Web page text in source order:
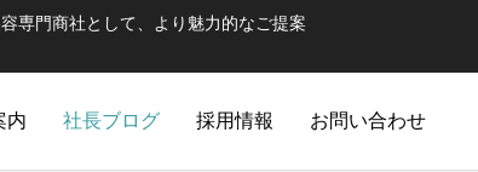
専門商社として、より魅力的なご提案
内 社長ブログ 採用情報 お問い合わせ